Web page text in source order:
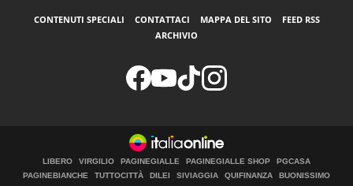
CONTENUTI SPECIALI CONTATTACI MAPPA DEL SITO
FEED RSS
ARCHIVIO
LIBERO VIRGILIO PAGINEGIALLE PAGINEGIALLE SHOP
PGCASA
PAGINEBIANCHE
TUTTOCITTÀ DILEI SIVIAGGIA QUIFINANZA
BUONISSIMO